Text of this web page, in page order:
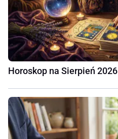
Horoskop na Sierpień 2026